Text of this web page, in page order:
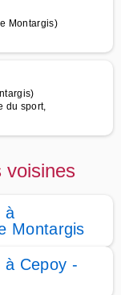
Montargis)
du sport,
voisines
à
Montargis
à Cepoy -